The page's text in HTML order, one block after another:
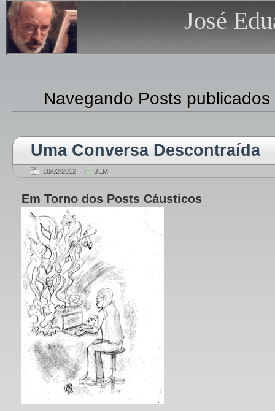
José
Navegando Posts
Uma Conversa Descontraída
18/02/2012 JEM
Em Torno dos Posts Cáusticos